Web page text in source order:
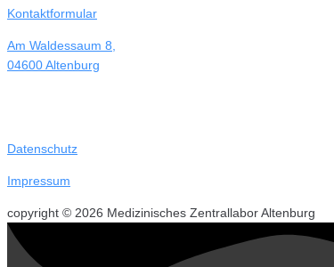
Kontaktformular
Am Waldessaum 8,
04600 Altenburg
Datenschutz
Impressum
copyright © 2026 Medizinisches Zentrallabor Altenburg